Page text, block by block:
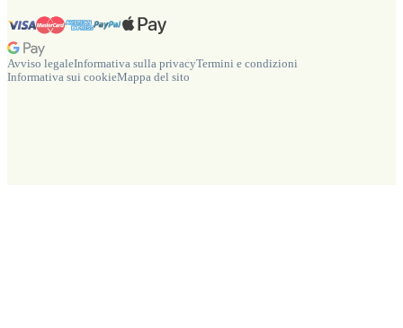
Avviso legaleInformativa sulla privacyTermini e condizioni
Informativa sui cookieMappa del sito